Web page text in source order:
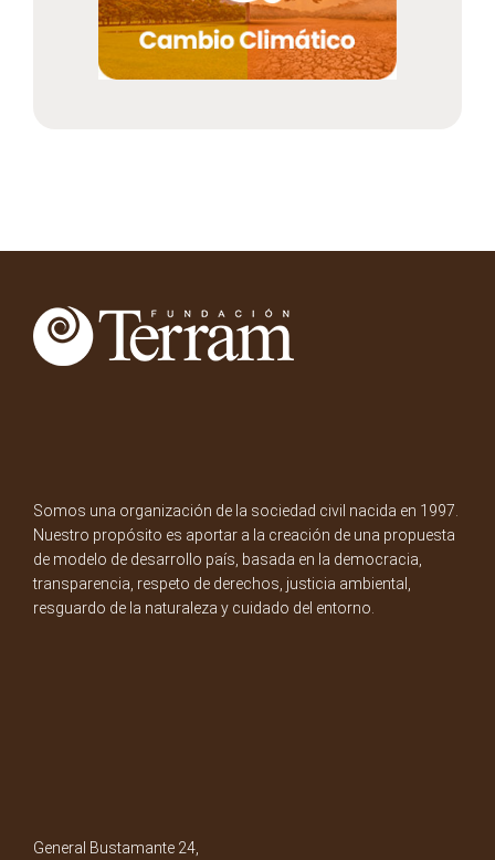
Somos una organización de la sociedad civil nacida en 1997.
Nuestro propósito es aportar a la creación de una propuesta
de modelo de desarrollo país, basada en la democracia,
transparencia, respeto de derechos, justicia ambiental,
resguardo de la naturaleza y cuidado del entorno.
General Bustamante 24,